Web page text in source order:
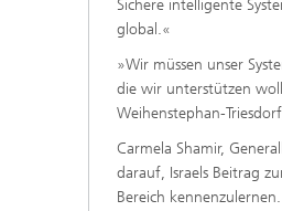
Sichere intelligente
global.«
»Wir müssen unser
die wir unterstützen
Weihenstephan-
Carmela Shamir,
darauf, Israels Beitrag
Bereich